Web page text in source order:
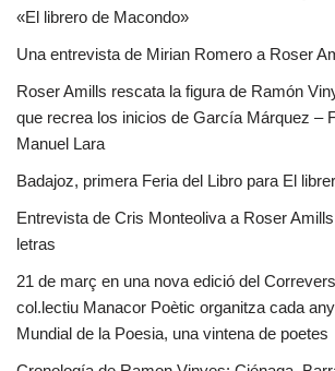
«El librero de Macondo»
Una entrevista de Mirian Romero a Roser
Roser Amills rescata la figura de Ramón
que recrea los inicios de García Márquez –
Manuel Lara
Badajoz, primera Feria del Libro para El
Entrevista de Cris Monteoliva a Roser
letras
21 de març en una nova edició del
col.lectiu Manacor Poètic organitza cada
Mundial de la Poesia, una vintena de poetes